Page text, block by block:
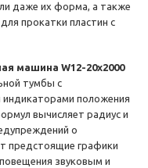
даже их форма, а также
прокатки пластин с
машина W12-20х2000
тумбы с
положения
вычисляет радиус и
о
предстоящие графики
звуковым и